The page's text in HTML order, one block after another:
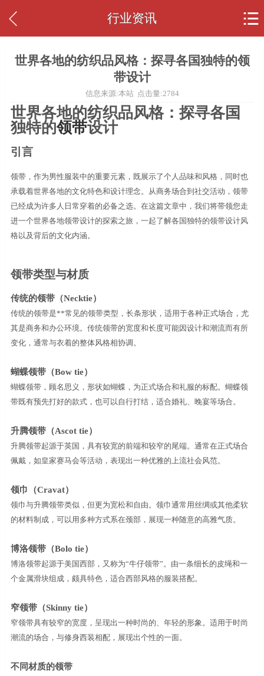
 行业资讯 
世界各地的纺织品风格：探寻各国独特的领
带设计
信息来源:本站 点击量:2784
世界各地的纺织品风格：探寻各国
独特的领带设计
引言
领带，作为男性服装中的重要元素，既展示了个人品味和风格，同时也
承载着世界各地的文化特色和设计理念。从商务场合到社交活动，领带
已经成为许多人日常穿着的必备之选。在这篇文章中，我们将带领您走
进一个世界各地领带设计的探索之旅，一起了解各国独特的领带设计风
格以及背后的文化内涵。
领带类型与材质
传统的领带（Necktie）
传统的领带是**常见的领带类型，长条形状，适用于各种正式场合，尤
其是商务和办公环境。传统领带的宽度和长度可能因设计和潮流而有所
变化，通常与衣着的整体风格相协调。
蝴蝶领带（Bow tie）
蝴蝶领带，顾名思义，形状如蝴蝶，为正式场合和礼服的标配。蝴蝶领
带既有预先打好的款式，也可以自行打结，适合婚礼、晚宴等场合。
升腾领带（Ascot tie）
升腾领带起源于英国，具有较宽的前端和较窄的尾端。通常在正式场合
佩戴，如皇家赛马会等活动，表现出一种优雅的上流社会风范。
领巾（Cravat）
领巾与升腾领带类似，但更为宽松和自由。领巾通常用丝绸或其他柔软
的材料制成，可以用多种方式系在颈部，展现一种随意的高雅气质。
博洛领带（Bolo tie）
博洛领带起源于美国西部，又称为“牛仔领带”。由一条细长的皮绳和一
个金属滑块组成，颇具特色，适合西部风格的服装搭配。
窄领带（Skinny tie）
窄领带具有较窄的宽度，呈现出一种时尚的、年轻的形象。适用于时尚
潮流的场合，与修身西装相配，展现出个性的一面。
不同材质的领带